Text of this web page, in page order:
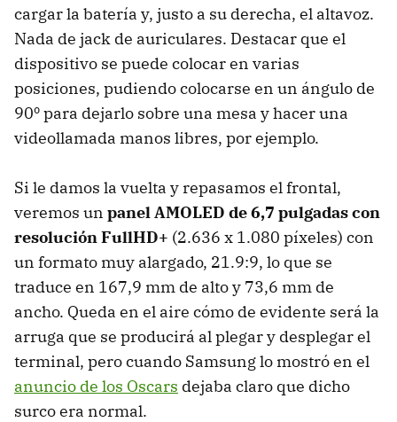
cargar la batería y, justo a su derecha, el altavoz.
Nada de jack de auriculares. Destacar que el
dispositivo se puede colocar en varias
posiciones, pudiendo colocarse en un ángulo de
90º para dejarlo sobre una mesa y hacer una
videollamada manos libres, por ejemplo.
Si le damos la vuelta y repasamos el frontal,
veremos un panel AMOLED de 6,7 pulgadas con
resolución FullHD+ (2.636 x 1.080 píxeles) con
un formato muy alargado, 21.9:9, lo que se
traduce en 167,9 mm de alto y 73,6 mm de
ancho. Queda en el aire cómo de evidente será la
arruga que se producirá al plegar y desplegar el
terminal, pero cuando Samsung lo mostró en el
anuncio de los Oscars dejaba claro que dicho
surco era normal.